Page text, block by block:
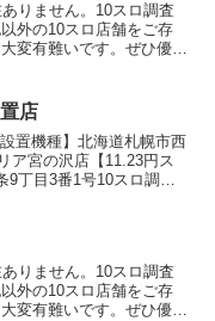
りません。10スロ調査
外の10スロ店舗をご存
変有難いです。ぜひ優良
店
置機種】北海道札幌市西
ア宮の沢店【11.23円ス
丁目3番1号10スロ調査
りません。10スロ調査
外の10スロ店舗をご存
変有難いです。ぜひ優良